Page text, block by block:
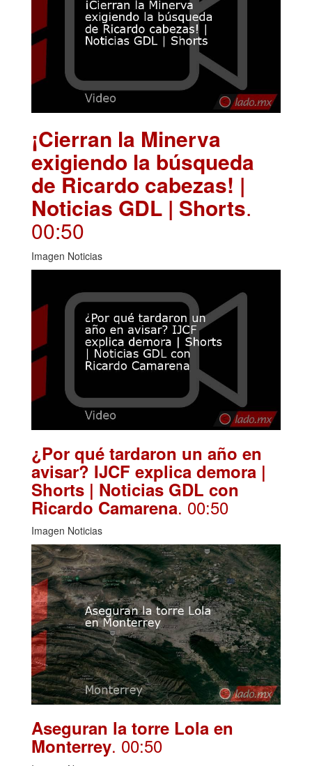
¡Cierran la Minerva
exigiendo la búsqueda
de Ricardo cabezas! |
Noticias GDL | Shorts.
00:50
Imagen Noticias
¿Por qué tardaron un año en
avisar? IJCF explica demora |
Shorts | Noticias GDL con
Ricardo Camarena. 00:50
Imagen Noticias
Aseguran la torre Lola en
Monterrey. 00:50